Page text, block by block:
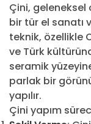
Çini,
bir tür el sanatı
teknik, özellikle
ve Türk
seramik
parlak bir
yapılır.
Çini yapım